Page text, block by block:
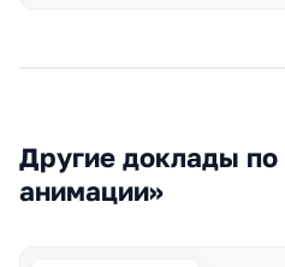
Другие доклады
анимации»